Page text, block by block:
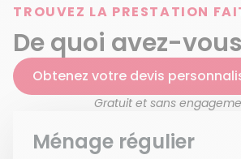
TROUVEZ LA PRESTATION
De quoi avez-
Obtenez votre devis
Gratuit et sans
Ménage régulier